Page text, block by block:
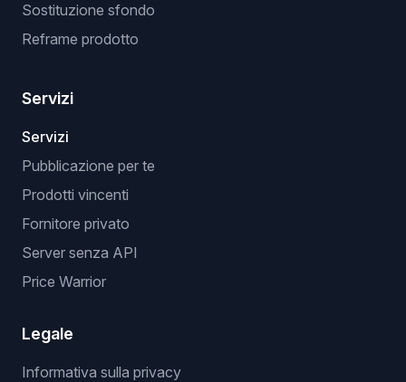
Sostituzione sfondo
Reframe prodotto
Servizi
Servizi
Pubblicazione per te
Prodotti vincenti
Fornitore privato
Server senza API
Price Warrior
Legale
Informativa sulla privacy